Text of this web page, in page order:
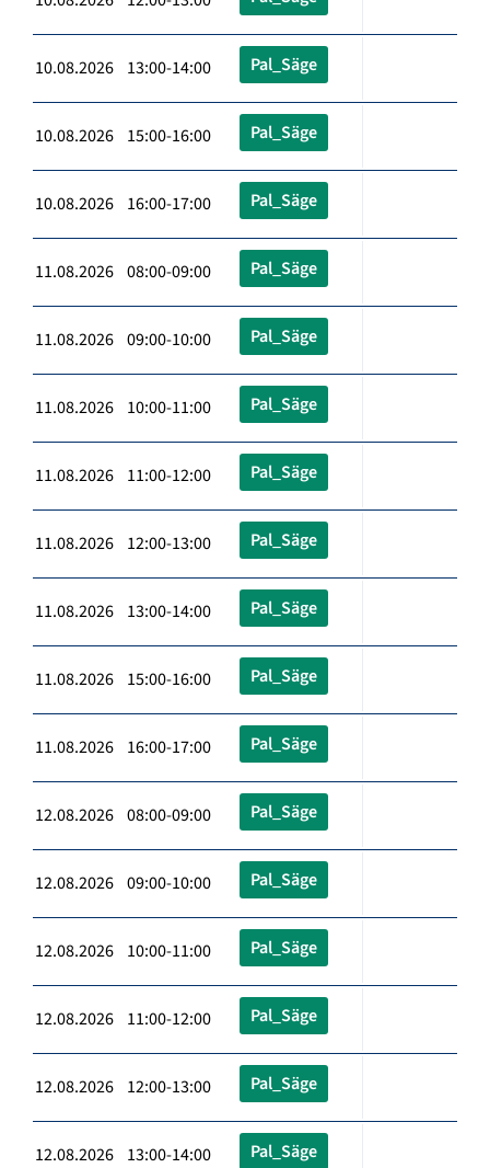
10.08.2026 13:00-14:00 Pal_Säge
10.08.2026 15:00-16:00 Pal_Säge
10.08.2026 16:00-17:00 Pal_Säge
11.08.2026 08:00-09:00 Pal_Säge
11.08.2026 09:00-10:00 Pal_Säge
11.08.2026 10:00-11:00 Pal_Säge
11.08.2026 11:00-12:00 Pal_Säge
11.08.2026 12:00-13:00 Pal_Säge
11.08.2026 13:00-14:00 Pal_Säge
11.08.2026 15:00-16:00 Pal_Säge
11.08.2026 16:00-17:00 Pal_Säge
12.08.2026 08:00-09:00 Pal_Säge
12.08.2026 09:00-10:00 Pal_Säge
12.08.2026 10:00-11:00 Pal_Säge
12.08.2026 11:00-12:00 Pal_Säge
12.08.2026 12:00-13:00 Pal_Säge
12.08.2026 13:00-14:00 Pal_Säge